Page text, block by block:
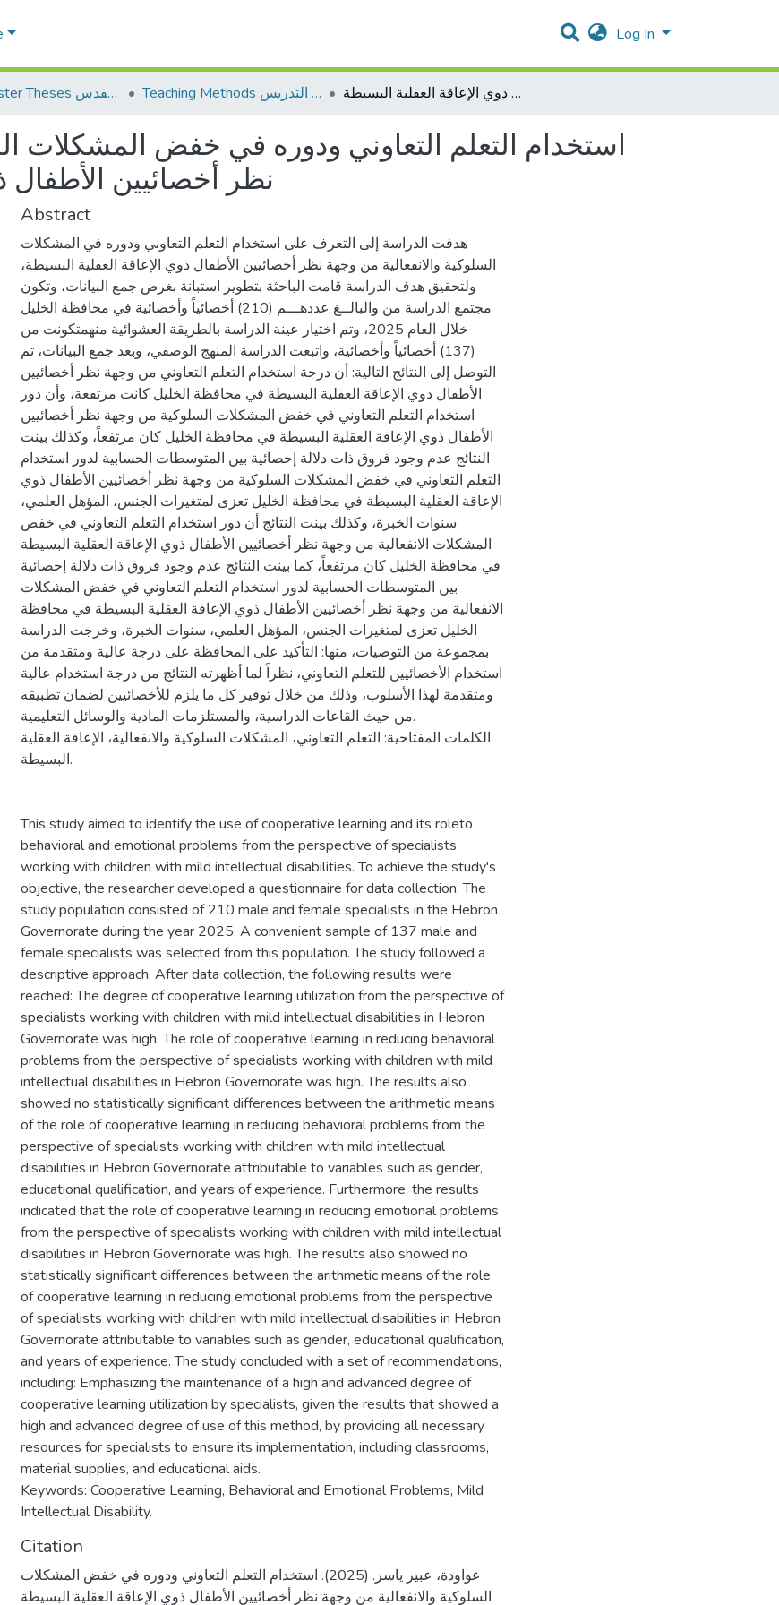
Log In
AQU Master Theses الرسائل الجامعية الخاصة بجامعة القدس Teaching Methods أساليب التدريس استخدام التعلم التعاوني ودوره في خفض المشكلات السلوكية والانفعالية من وجهة نظر أخصائيين الأطفال ذوي الإعاقة العقلية البسيطة
استخدام التعلم التعاوني ودوره في خفض المشكلات
نظر أخصائيين الأطفال
Abstract
هدفت الدراسة إلى التعرف على استخدام التعلم التعاوني ودوره في المشكلات
السلوكية والانفعالية من وجهة نظر أخصائيين الأطفال ذوي الإعاقة العقلية البسيطة،
ولتحقيق هدف الدراسة قامت الباحثة بتطوير استبانة بغرض جمع البيانات، وتكون
مجتمع الدراسة من والبالــغ عددهـــم (210) أخصائياً وأخصائية في محافظة الخليل
خلال العام 2025، وتم اختيار عينة الدراسة بالطريقة العشوائية منهمتكونت من
(137) أخصائياً وأخصائية، واتبعت الدراسة المنهج الوصفي، وبعد جمع البيانات، تم
التوصل إلى النتائج التالية: أن درجة استخدام التعلم التعاوني من وجهة نظر أخصائيين
الأطفال ذوي الإعاقة العقلية البسيطة في محافظة الخليل كانت مرتفعة، وأن دور
استخدام التعلم التعاوني في خفض المشكلات السلوكية من وجهة نظر أخصائيين
الأطفال ذوي الإعاقة العقلية البسيطة في محافظة الخليل كان مرتفعاً، وكذلك بينت
النتائج عدم وجود فروق ذات دلالة إحصائية بين المتوسطات الحسابية لدور استخدام
التعلم التعاوني في خفض المشكلات السلوكية من وجهة نظر أخصائيين الأطفال ذوي
الإعاقة العقلية البسيطة في محافظة الخليل تعزى لمتغيرات الجنس، المؤهل العلمي،
سنوات الخبرة، وكذلك بينت النتائج أن دور استخدام التعلم التعاوني في خفض
المشكلات الانفعالية من وجهة نظر أخصائيين الأطفال ذوي الإعاقة العقلية البسيطة
في محافظة الخليل كان مرتفعاً، كما بينت النتائج عدم وجود فروق ذات دلالة إحصائية
بين المتوسطات الحسابية لدور استخدام التعلم التعاوني في خفض المشكلات
الانفعالية من وجهة نظر أخصائيين الأطفال ذوي الإعاقة العقلية البسيطة في محافظة
الخليل تعزى لمتغيرات الجنس، المؤهل العلمي، سنوات الخبرة، وخرجت الدراسة
بمجموعة من التوصيات، منها: التأكيد على المحافظة على درجة عالية ومتقدمة من
استخدام الأخصائيين للتعلم التعاوني، نظراً لما أظهرته النتائج من درجة استخدام عالية
ومتقدمة لهذا الأسلوب، وذلك من خلال توفير كل ما يلزم للأخصائيين لضمان تطبيقه
من حيث القاعات الدراسية، والمستلزمات المادية والوسائل التعليمية.
الكلمات المفتاحية: التعلم التعاوني، المشكلات السلوكية والانفعالية، الإعاقة العقلية
البسيطة.
This study aimed to identify the use of cooperative learning and its roleto
behavioral and emotional problems from the perspective of specialists
working with children with mild intellectual disabilities. To achieve the study's
objective, the researcher developed a questionnaire for data collection. The
study population consisted of 210 male and female specialists in the Hebron
Governorate during the year 2025. A convenient sample of 137 male and
female specialists was selected from this population. The study followed a
descriptive approach. After data collection, the following results were
reached: The degree of cooperative learning utilization from the perspective of
specialists working with children with mild intellectual disabilities in Hebron
Governorate was high. The role of cooperative learning in reducing behavioral
problems from the perspective of specialists working with children with mild
intellectual disabilities in Hebron Governorate was high. The results also
showed no statistically significant differences between the arithmetic means
of the role of cooperative learning in reducing behavioral problems from the
perspective of specialists working with children with mild intellectual
disabilities in Hebron Governorate attributable to variables such as gender,
educational qualification, and years of experience. Furthermore, the results
indicated that the role of cooperative learning in reducing emotional problems
from the perspective of specialists working with children with mild intellectual
disabilities in Hebron Governorate was high. The results also showed no
statistically significant differences between the arithmetic means of the role
of cooperative learning in reducing emotional problems from the perspective
of specialists working with children with mild intellectual disabilities in Hebron
Governorate attributable to variables such as gender, educational qualification,
and years of experience. The study concluded with a set of recommendations,
including: Emphasizing the maintenance of a high and advanced degree of
cooperative learning utilization by specialists, given the results that showed a
high and advanced degree of use of this method, by providing all necessary
resources for specialists to ensure its implementation, including classrooms,
material supplies, and educational aids.
Keywords: Cooperative Learning, Behavioral and Emotional Problems, Mild
Intellectual Disability.
Citation
عواودة، عبير ياسر. (2025). استخدام التعلم التعاوني ودوره في خفض المشكلات
السلوكية والانفعالية من وجهة نظر أخصائيين الأطفال ذوي الإعاقة العقلية البسيطة